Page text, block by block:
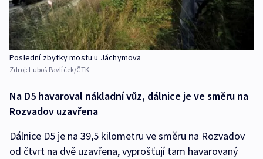
Poslední zbytky mostu u Jáchymova
Zdroj: Luboš Pavlíček/ČTK
Na D5 havaroval nákladní vůz, dálnice je ve směru na
Rozvadov uzavřena
Dálnice D5 je na 39,5 kilometru ve směru na Rozvadov
od čtvrt na dvě uzavřena, vyprošťují tam havarovaný